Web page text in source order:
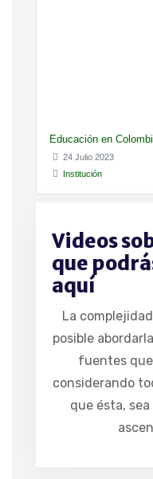
Educación en
24 Julio 2023
Institución
Videos
que
aquí
La
posible
fuentes
considerando
que ésta,